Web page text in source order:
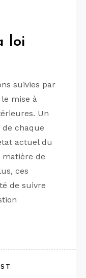
loi
suivies par
mise à
Un
chaque
actuel du
matière de
ces
de suivre